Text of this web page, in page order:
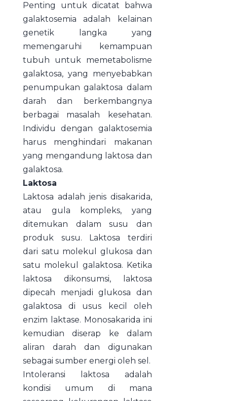
Penting untuk dicatat bahwa
galaktosemia adalah kelainan
genetik langka yang
memengaruhi kemampuan
tubuh untuk memetabolisme
galaktosa, yang menyebabkan
penumpukan galaktosa dalam
darah dan berkembangnya
berbagai masalah kesehatan.
Individu dengan galaktosemia
harus menghindari makanan
yang mengandung laktosa dan
galaktosa.
Laktosa
Laktosa adalah jenis disakarida,
atau gula kompleks, yang
ditemukan dalam susu dan
produk susu. Laktosa terdiri
dari satu molekul glukosa dan
satu molekul galaktosa. Ketika
laktosa dikonsumsi, laktosa
dipecah menjadi glukosa dan
galaktosa di usus kecil oleh
enzim laktase. Monosakarida ini
kemudian diserap ke dalam
aliran darah dan digunakan
sebagai sumber energi oleh sel.
Intoleransi laktosa adalah
kondisi umum di mana